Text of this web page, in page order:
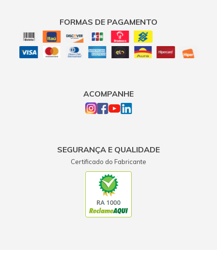
FORMAS DE PAGAMENTO
ACOMPANHE
SEGURANÇA E QUALIDADE
Certificado do Fabricante